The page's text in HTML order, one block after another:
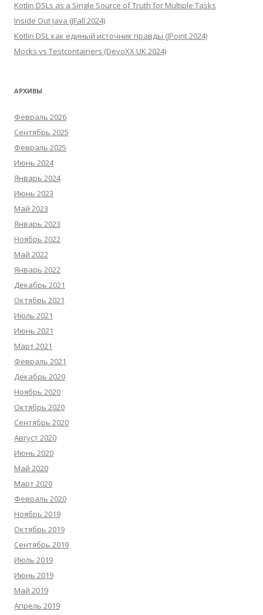
Kotlin DSLs as a Single Source of Truth for Multiple Tasks
Inside Out Java (JFall 2024)
Kotlin DSL как единый источник правды (JPoint 2024)
Mocks vs Testcontainers (DevoXX UK 2024)
АРХИВЫ
Февраль 2026
Сентябрь 2025
Февраль 2025
Июнь 2024
Январь 2024
Июнь 2023
Май 2023
Январь 2023
Ноябрь 2022
Май 2022
Январь 2022
Декабрь 2021
Октябрь 2021
Июль 2021
Июнь 2021
Март 2021
Февраль 2021
Декабрь 2020
Ноябрь 2020
Октябрь 2020
Сентябрь 2020
Август 2020
Июнь 2020
Май 2020
Март 2020
Февраль 2020
Ноябрь 2019
Октябрь 2019
Сентябрь 2019
Июль 2019
Июнь 2019
Май 2019
Апрель 2019